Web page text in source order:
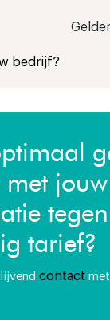
bedrijf?
met
tarief?
contact